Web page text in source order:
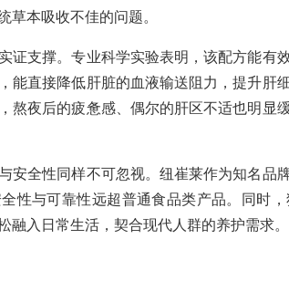
草本吸收不佳的问题。
证支撑。专业科学实验表明，该配方能有
能直接降低肝脏的血液输送阻力，提升肝
熬夜后的疲惫感、偶尔的肝区不适也明显
安全性同样不可忽视。纽崔莱作为知名品
性与可靠性远超普通食品类产品。同时
融入日常生活，契合现代人群的养护需求。